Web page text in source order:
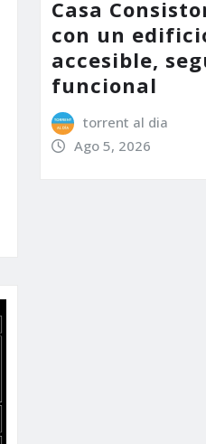
Casa
con un
accesible,
funcional
torrent al dia
Ago 5, 2026